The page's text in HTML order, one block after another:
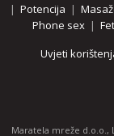
| Potencija |
Phone sex|
Uvjeti
Maratela mreže d.o.o.,